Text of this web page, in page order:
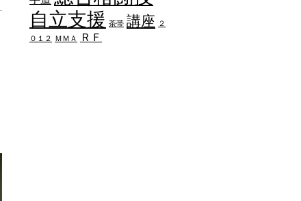
自立支援 茶帯 講座
２
０１２
ＭＭＡ ＲＦ